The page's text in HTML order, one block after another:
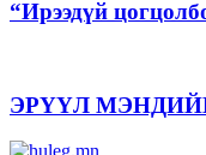
“Ирээдүй
ЭРҮҮЛ